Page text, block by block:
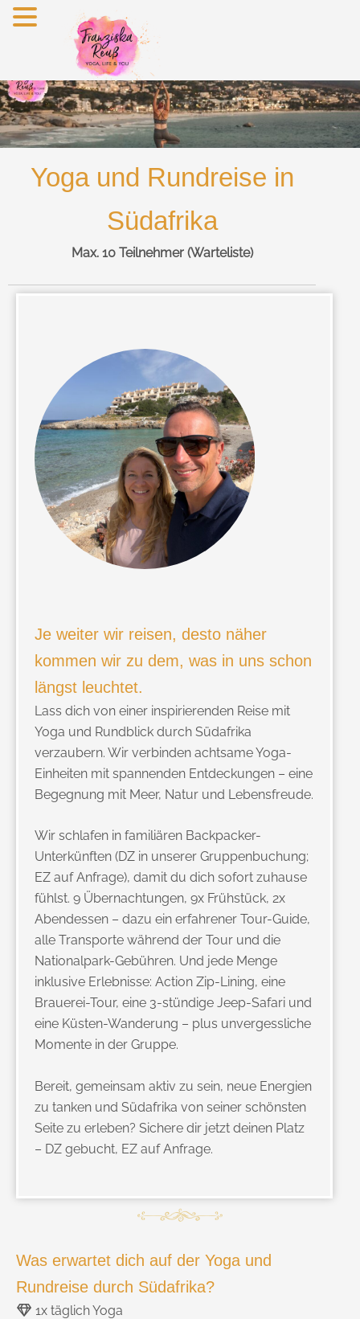
Yoga und Rundreise in
Südafrika
Max. 10 Teilnehmer (Warteliste)
Je weiter wir reisen, desto näher
kommen wir zu dem, was in uns schon
längst leuchtet.
Lass dich von einer inspirierenden Reise mit
Yoga und Rundblick durch Südafrika
verzaubern. Wir verbinden achtsame Yoga-
Einheiten mit spannenden Entdeckungen – eine
Begegnung mit Meer, Natur und Lebensfreude.
Wir schlafen in familiären Backpacker-
Unterkünften (DZ in unserer Gruppenbuchung;
EZ auf Anfrage), damit du dich sofort zuhause
fühlst. 9 Übernachtungen, 9x Frühstück, 2x
Abendessen – dazu ein erfahrener Tour-Guide,
alle Transporte während der Tour und die
Nationalpark-Gebühren. Und jede Menge
inklusive Erlebnisse: Action Zip-Lining, eine
Brauerei-Tour, eine 3-stündige Jeep-Safari und
eine Küsten-Wanderung – plus unvergessliche
Momente in der Gruppe.
Bereit, gemeinsam aktiv zu sein, neue Energien
zu tanken und Südafrika von seiner schönsten
Seite zu erleben? Sichere dir jetzt deinen Platz
– DZ gebucht, EZ auf Anfrage.
Was erwartet dich auf der Yoga und
Rundreise durch Südafrika?
1x täglich Yoga